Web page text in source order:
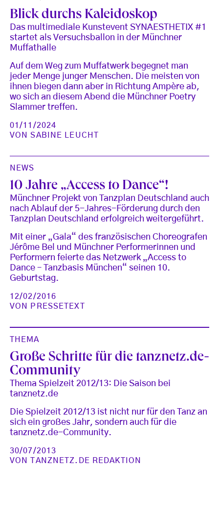
Blick durchs Kaleidoskop
Das multimediale Kunstevent SYNAESTHETIX #1
startet als Versuchsballon in der Münchner
Muffathalle
Auf dem Weg zum Muffatwerk begegnet man
jeder Menge junger Menschen. Die meisten von
ihnen biegen dann aber in Richtung Ampère ab,
wo sich an diesem Abend die Münchner Poetry
Slammer treffen.
01/11/2024
VONSABINE LEUCHT
NEWS
10 Jahre „Access to Dance“!
Münchner Projekt von Tanzplan Deutschland auch
nach Ablauf der 5-Jahres-Förderung durch den
Tanzplan Deutschland erfolgreich weitergeführt.
Mit einer „Gala“ des französischen Choreografen
Jérôme Bel und Münchner Performerinnen und
Performern feierte das Netzwerk „Access to
Dance – Tanzbasis München“ seinen 10.
Geburtstag.
12/02/2016
VON
PRESSETEXT
THEMA
Große Schritte für die tanznetz.de-
Community
Thema Spielzeit 2012/13: Die Saison bei
tanznetz.de
Die Spielzeit 2012/13 ist nicht nur für den Tanz an
sich ein großes Jahr, sondern auch für die
tanznetz.de-Community.
30/07/2013
VONTANZNETZ.DE REDAKTION